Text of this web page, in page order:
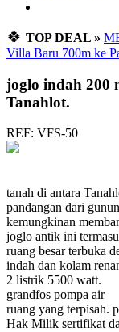
🍀 TOP DEAL »
Villa Baru 700m ke
joglo indah 200
Tanahlot.
REF: VFS-50
tanah di antara
pandangan dari
kemungkinan
joglo antik ini
ruang besar terbuka
indah dan kolam
2 listrik 5500 watt.
grandfos pompa air
ruang yang terpisah.
Hak Milik sertifikat